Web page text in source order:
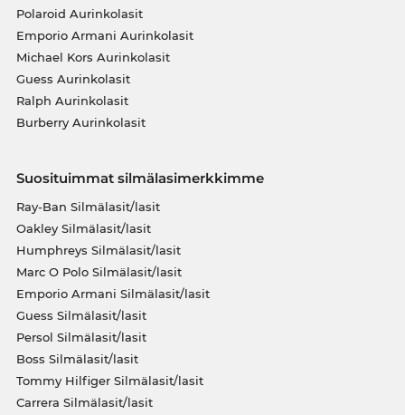
Polaroid Aurinkolasit
Emporio Armani Aurinkolasit
Michael Kors Aurinkolasit
Guess Aurinkolasit
Ralph Aurinkolasit
Burberry Aurinkolasit
Suosituimmat silmälasimerkkimme
Ray-Ban Silmälasit/lasit
Oakley Silmälasit/lasit
Humphreys Silmälasit/lasit
Marc O Polo Silmälasit/lasit
Emporio Armani Silmälasit/lasit
Guess Silmälasit/lasit
Persol Silmälasit/lasit
Boss Silmälasit/lasit
Tommy Hilfiger Silmälasit/lasit
Carrera Silmälasit/lasit